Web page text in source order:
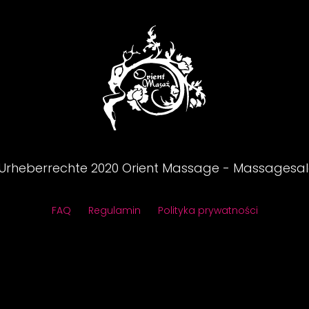
2020 Orient Massage -
FAQ Regulamin Polityka prywatności